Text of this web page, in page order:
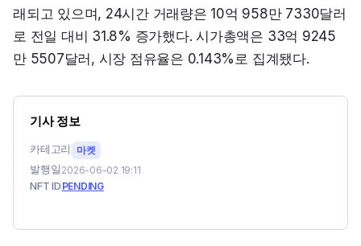
래되고 있으며, 24시간 거래량은 10억 958만 7330달러
로 전일 대비 31.8% 증가했다. 시가총액은 33억 9245
만 5507달러, 시장 점유율은 0.143%로 집계됐다.
기사 정보
카테고리 마켓
발행일 2026-06-02 19:11
NFT ID PENDING